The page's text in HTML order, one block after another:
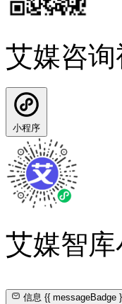
艾媒咨
小程序
艾媒智
信息{{ messageBadge